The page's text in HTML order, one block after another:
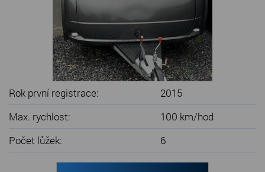
Rok první registrace:
2015
Max. rychlost:
100 km/hod
Počet lůžek:
6